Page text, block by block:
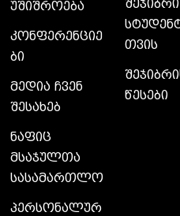
უშიშროება
კონფერენციე
ბი
მედია ჩვენ
შესახებ
ნაფიც
მსაჯულთა
სასამართლო
პერსონალურ
შეჯიბრი
თვის
წესები